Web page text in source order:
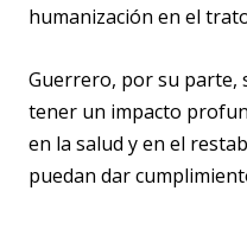
humanización en el
Guerrero, por su parte,
tener un impacto
en la salud y en el
puedan dar